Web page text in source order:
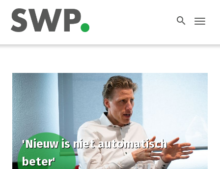
search
'Nieuw is niet automatisch
beter'